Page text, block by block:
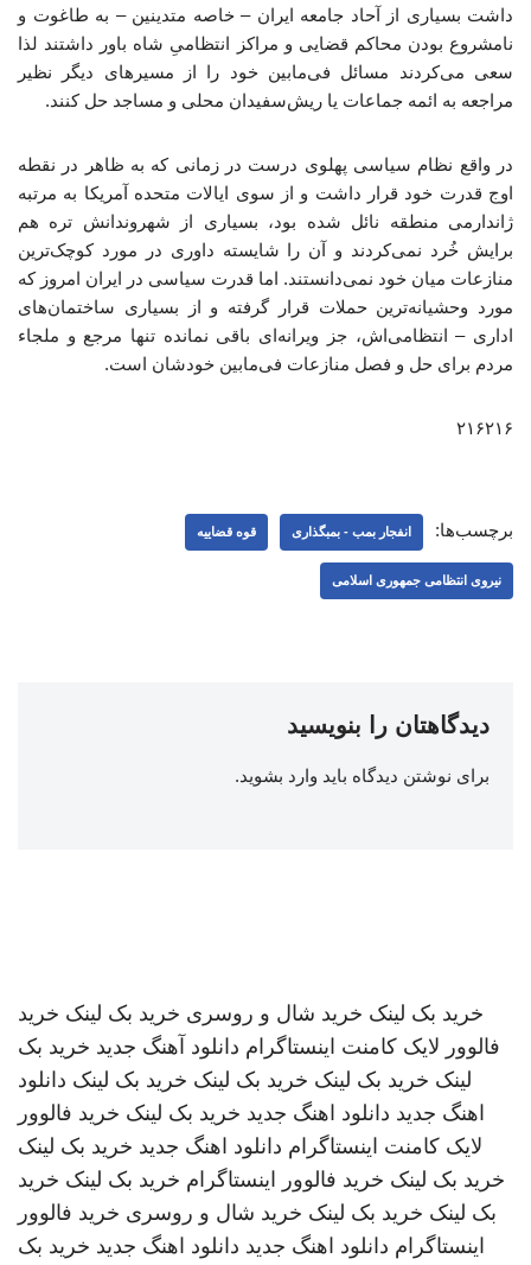
داشت بسیاری از آحاد جامعه ایران – خاصه متدینین – به طاغوت و
نامشروع بودن محاکم قضایی و مراکز انتظامیِ شاه باور داشتند لذا
سعی می‌کردند مسائل فی‌مابین خود را از مسیرهای دیگر نظیر
مراجعه به ائمه جماعات یا ریش‌سفیدان محلی و مساجد حل کنند.
در واقع نظام سیاسی پهلوی درست در زمانی که به ظاهر در نقطه
اوج قدرت خود قرار داشت و از سوی ایالات متحده آمریکا به مرتبه
ژاندارمی منطقه نائل شده بود، بسیاری از شهروندانش تره هم
برایش خُرد نمی‌کردند و آن را شایسته داوری در مورد کوچک‌ترین
منازعات میان خود نمی‌دانستند. اما قدرت سیاسی در ایران امروز که
مورد وحشیانه‌ترین حملات قرار گرفته و از بسیاری ساختمان‌های
اداری – انتظامی‌اش، جز ویرانه‌ای باقی نمانده تنها مرجع و ملجاء
مردم برای حل و فصل منازعات فی‌مابین خودشان است.
۲۱۶۲۱۶
برچسب‌ها: انفجار بمب - بمبگذاری قوه قضاییه
نیروی انتظامی جمهوری اسلامی
دیدگاهتان را بنویسید
برای نوشتن دیدگاه باید وارد بشوید.
خرید بک لینک خرید شال و روسری خرید بک لینک خرید
فالوور لایک کامنت اینستاگرام دانلود آهنگ جدید خرید بک
لینک خرید بک لینک خرید بک لینک خرید بک لینک دانلود
اهنگ جدید دانلود اهنگ جدید خرید بک لینک خرید فالوور
لایک کامنت اینستاگرام دانلود اهنگ جدید خرید بک لینک
خرید بک لینک خرید فالوور اینستاگرام خرید بک لینک خرید
بک لینک خرید بک لینک خرید شال و روسری خرید فالوور
اینستاگرام دانلود اهنگ جدید دانلود اهنگ جدید خرید بک